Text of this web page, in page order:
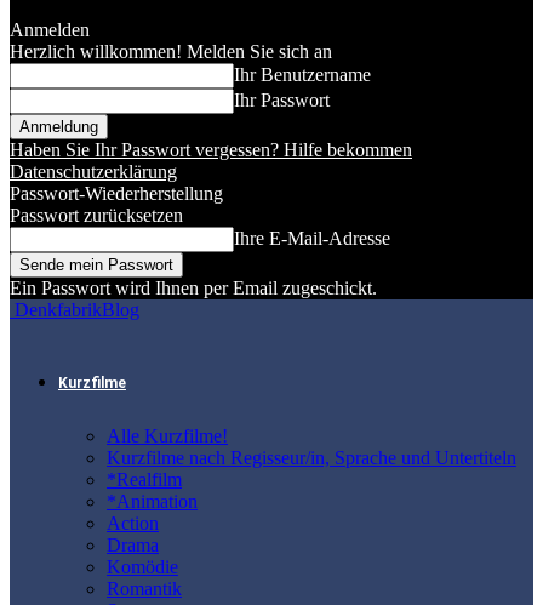
Anmelden
Herzlich willkommen! Melden Sie sich an
Ihr Benutzername
Ihr Passwort
Haben Sie Ihr Passwort vergessen? Hilfe bekommen
Datenschutzerklärung
Passwort-Wiederherstellung
Passwort zurücksetzen
Ihre E-Mail-Adresse
Ein Passwort wird Ihnen per Email zugeschickt.
DenkfabrikBlog
Kurzfilme
Alle Kurzfilme!
Kurzfilme nach Regisseur/in, Sprache und Untertiteln
*Realfilm
*Animation
Action
Drama
Komödie
Romantik